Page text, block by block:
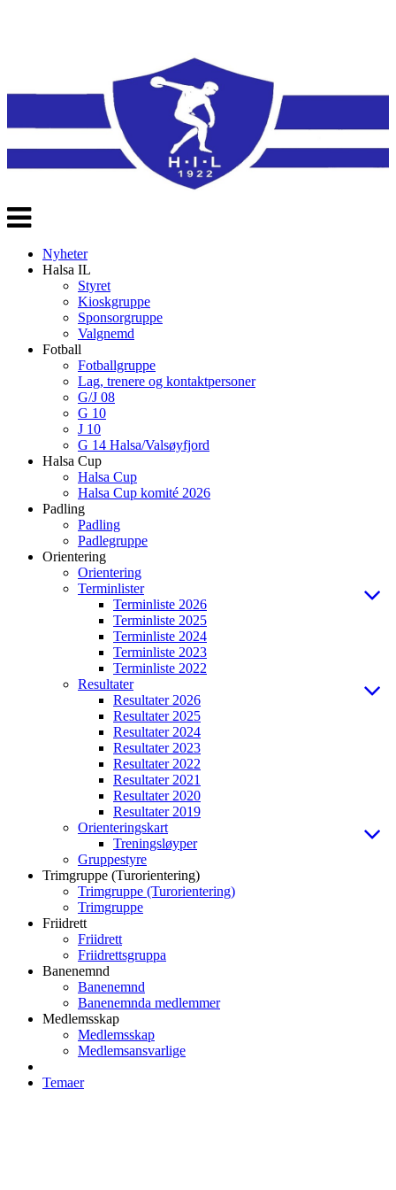
Veksle
navigasjon
Nyheter
Halsa IL
Styret
Kioskgruppe
Sponsorgruppe
Valgnemd
Fotball
Fotballgruppe
Lag, trenere og kontaktpersoner
G/J 08
G 10
J 10
G 14 Halsa/Valsøyfjord
Halsa Cup
Halsa Cup
Halsa Cup komité 2026
Padling
Padling
Padlegruppe
Orientering
Orientering
Terminlister
Terminliste 2026
Terminliste 2025
Terminliste 2024
Terminliste 2023
Terminliste 2022
Resultater
Resultater 2026
Resultater 2025
Resultater 2024
Resultater 2023
Resultater 2022
Resultater 2021
Resultater 2020
Resultater 2019
Orienteringskart
Treningsløyper
Gruppestyre
Trimgruppe (Turorientering)
Trimgruppe (Turorientering)
Trimgruppe
Friidrett
Friidrett
Friidrettsgruppa
Banenemnd
Banenemnd
Banenemnda medlemmer
Medlemsskap
Medlemsskap
Medlemsansvarlige
Temaer